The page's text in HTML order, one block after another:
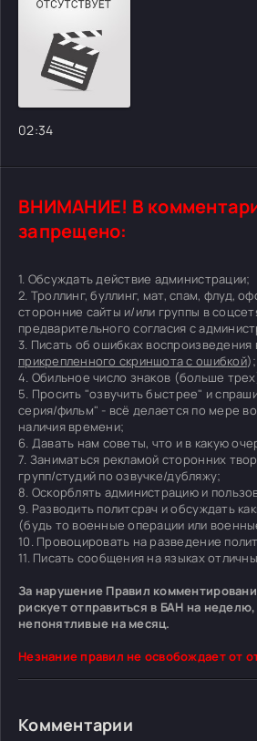
02:34
ВНИМАНИЕ! В
запрещено:
1. Обсуждать действие администрации;
2. Троллинг, буллинг, мат, спам, флуд,
сторонние сайты и/или группы в
предварительного согласия с
3. Писать об ошибках воспроизведения
прикрепленного скриншота с ошибкой);
4. Обильное число знаков (больше
5. Просить "озвучить быстрее" и
серия/фильм" - всё делается по мере
наличия времени;
6. Давать нам советы, что и в какую
7. Заниматься рекламой сторонних
групп/студий по озвучке/дубляжу;
8. Оскорблять администрацию и
9. Разводить политсрач и обсуждать
(будь то военные операции или
10. Провоцировать на разведение
11. Писать сообщения на языках
За нарушение Правил
рискует отправиться в БАН на
непонятливые на месяц.
Незнание правил не освобождает от
Комментарии